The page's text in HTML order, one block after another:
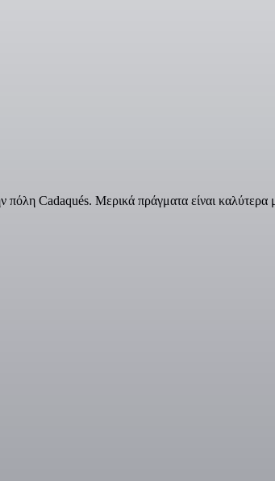
Cadaqués. Μερικά πράγματα είναι καλύτερα